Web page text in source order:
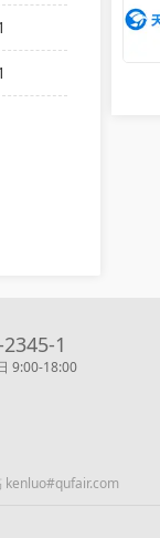
1
9:00-18:00
kenluo#qufair.com